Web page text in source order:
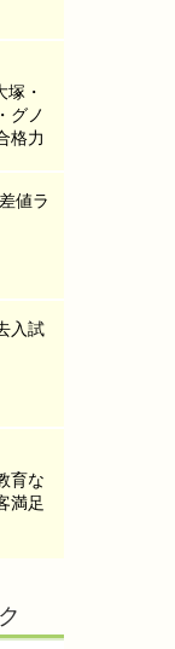
塚・
グノ
格力
値ラ
入試
育な
満足